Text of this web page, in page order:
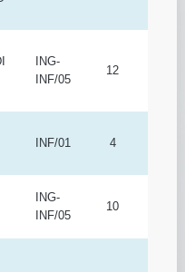
INF/01 7
ING-
12
INF/01